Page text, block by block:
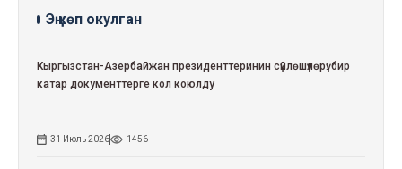
Эң көп окулган
Кыргызстан-Азербайжан президенттеринин сүйлөшүүлөрү: бир
катар документтерге кол коюлду
31 Июль 2026 1456